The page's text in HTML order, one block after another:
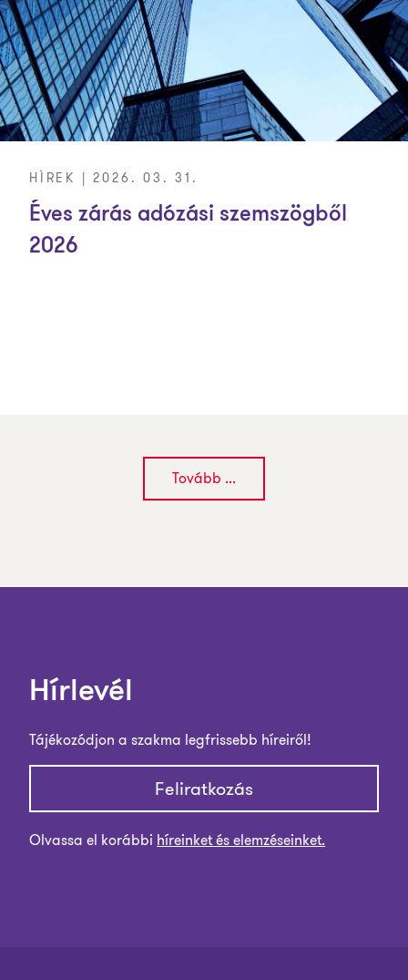
HÍREK | 2026. 03. 31.
Éves zárás adózási szemszögből
2026
Tovább ...
Hírlevél
Tájékozódjon a szakma legfrissebb híreiről!
Feliratkozás
Olvassa el korábbi híreinket és elemzéseinket.